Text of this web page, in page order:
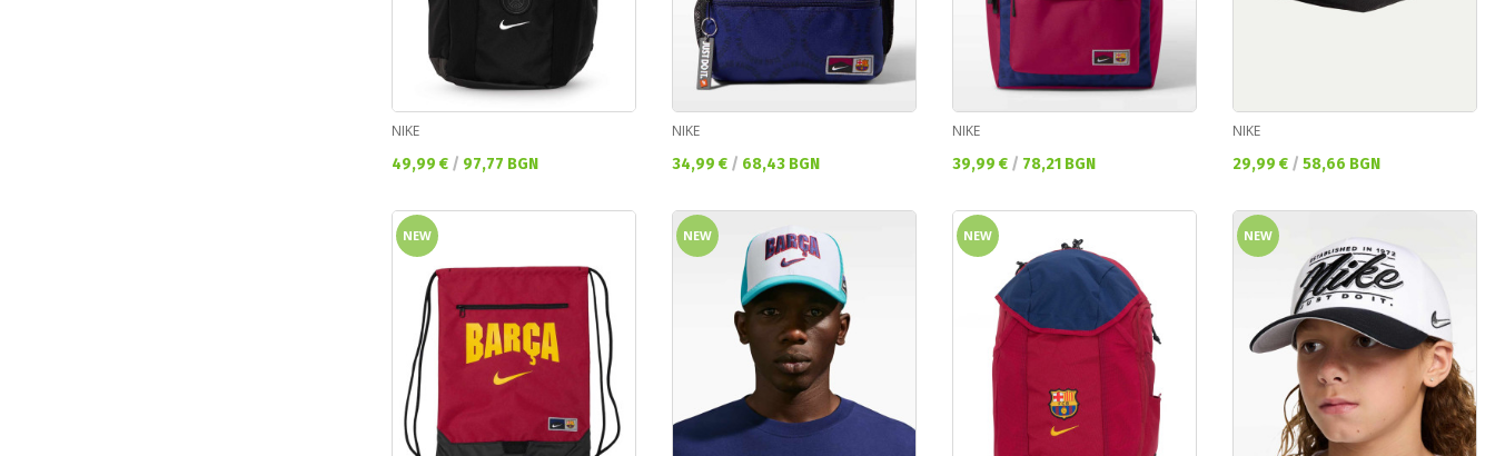
NIKE
Текуща цена:
49,99 € / 97,77 BGN
NIKE
Текуща цена:
34,99 € / 68,43 BGN
NIKE
Текуща цена:
39,99 € / 78,21 BGN
NIKE
Текуща цена:
29,99 € / 58,66 BGN
NEW NEW NEW NEW